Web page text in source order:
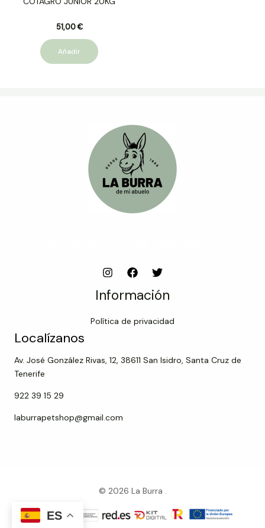
51,00€
Añadir
Información
Política de privacidad
Localízanos
Av. José González Rivas, 12, 38611 San Isidro, Santa Cruz de
Tenerife
922 39 15 29
laburrapetshop@gmail.com
© 2026 La Burra .
ES